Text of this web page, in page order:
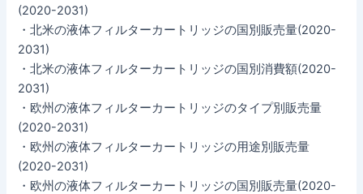
(2020-2031)
・北米の液体フィルターカートリッジの国別販売量(2020-
2031)
・北米の液体フィルターカートリッジの国別消費額(2020-
2031)
・欧州の液体フィルターカートリッジのタイプ別販売量
(2020-2031)
・欧州の液体フィルターカートリッジの用途別販売量
(2020-2031)
・欧州の液体フィルターカートリッジの国別販売量(2020-